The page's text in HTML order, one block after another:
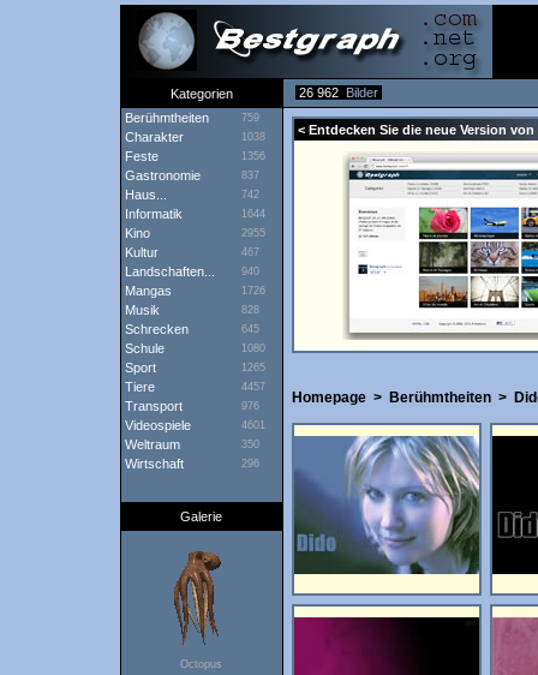
Kategorien 26 962 Bilder
Berühmtheiten
759
Charakter 1038
Feste 1356
Gastronomie 837
Haus... 742
Informatik 1644
Kino 2955
Kultur 467
Landschaften... 940
Mangas 1726
Musik 828
Schrecken 645
Schule 1080
Sport 1265
Tiere 4457
Transport 976
Videospiele 4601
Weltraum 350
Wirtschaft 296
Galerie
Octopus
< Entdecken Sie die neue Version
Homepage> Berühmtheiten>